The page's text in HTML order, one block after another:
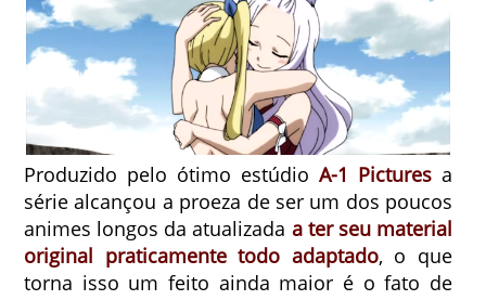
Produzido pelo ótimo estúdioA-1 Pictures a
série alcançou a proeza de ser um dos poucos
animes longos da atualizada a ter seu material
original praticamente todo adaptado, o que
torna isso um feito ainda maior é o fato de